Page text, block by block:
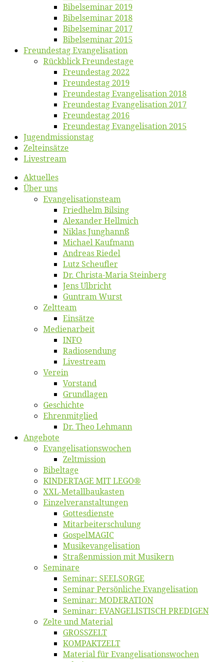
Bi­bel­se­mi­nar 2019
Bi­bel­se­mi­nar 2018
Bibelsemi­nar 2017
Bibelsemi­nar 2015
Freun­des­tag Evangelisation
Rück­blick Freundestage
Freun­des­tag 2022
Freun­des­tag 2019
Freun­des­tag Evan­ge­li­sa­ti­on 2018
Freun­des­tag Evan­ge­li­sa­ti­on 2017
Freun­des­tag 2016
Freun­des­tag Evan­ge­li­sa­ti­on 2015
Jugend­mis­sions­tag
Zelt­ein­sät­ze
Live­stream
Ak­tu­el­les
Über uns
Evangelisa­tions­team
Fried­helm Bilsing
Alex­an­der Hellmich
Ni­klas Junghannß
Mi­cha­el Kaufmann
An­dre­as Riedel
Lutz Scheuf­ler
Dr. Chris­­ta-Ma­ria Steinberg
Jens Ulb­richt
Gun­tram Wurst
Zelt­team
Ein­sät­ze
Me­di­en­ar­beit
INFO
Ra­dio­sen­dung
Live­stream
Ver­ein
Vor­stand
Grund­la­gen
Ge­schich­te
Eh­ren­mit­glied
Dr. Theo Lehmann
An­ge­bo­te
Evangelisa­tions­wo­chen
Zelt­mis­si­on
Bi­bel­ta­ge
KINDERTAGE MIT LEGO®
XXL-Me­­tal­l­­bau­­kas­­ten
Einzelver­an­stal­tungen
Got­tes­diens­te
Mitarbeiter­schulung
Gos­pel­MA­GIC
Musikevan­ge­li­sa­tion
Straßenmis­sion mit Musikern
Se­mi­na­re
Se­mi­nar: SEELSORGE
Se­mi­nar Per­sön­li­che Evangelisation
Se­mi­nar: MODERATION
Se­mi­nar: EVANGELISTISCH PREDIGEN
Zel­te und Material
GROSSZELT
KOMPAKTZELT
Ma­te­ri­al für Evangelisationswochen